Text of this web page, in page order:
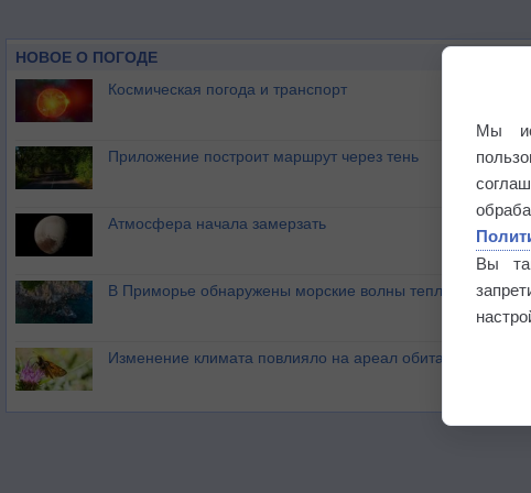
НОВОЕ О ПОГОДЕ
Космическая погода и транспорт
Приложение построит маршрут через тень
Атмосфера начала замерзать
В Приморье обнаружены морские волны тепла
Изменение климата повлияло на ареал обитания бабочек
Мы
Вы